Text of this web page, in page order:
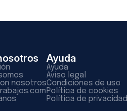
nosotros
Ayuda
Ayuda
Aviso legal
Condiciones de uso
Política de cookies
Política de privacidad